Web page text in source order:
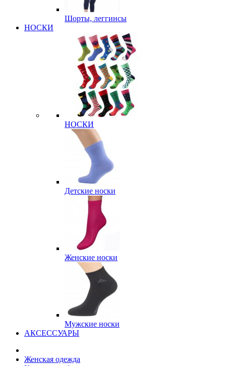
Шорты, леггинсы
НОСКИ
НОСКИ
Детские носки
Женские носки
Мужские носки
АКСЕССУАРЫ
Женская одежда